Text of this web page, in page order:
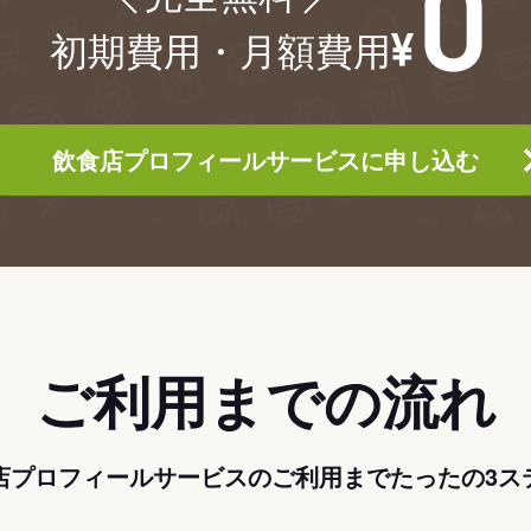
初期費用・月額費用
飲食店プロフィールサービスに申し込む
ご利用までの流れ
プロフィールサービスのご利用までたったの3ス